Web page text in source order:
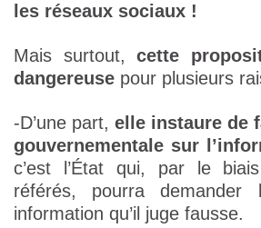
les réseaux sociaux !
Mais surtout, cette
dangereuse pour plusieurs
-D’une part, elle instaure de
gouvernementale sur
c’est l’État qui, par le
référés, pourra demander
information qu’il juge fausse.